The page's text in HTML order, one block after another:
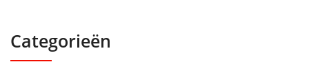
Categorieën